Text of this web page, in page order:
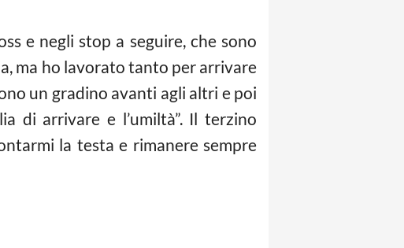
e negli stop a seguire, che sono
ma ho lavorato tanto per arrivare
un gradino avanti agli altri e poi
di arrivare e l’umiltà”. Il terzino
la testa e rimanere sempre